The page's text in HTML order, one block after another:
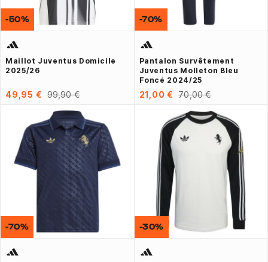
Maillot Juventus Domicile
2025/26
49,95 € 99,90 €
-50%
Pantalon Survêtement
Juventus Molleton Bleu
Foncé 2024/25
21,00 € 70,00 €
-70%
-70% -30%